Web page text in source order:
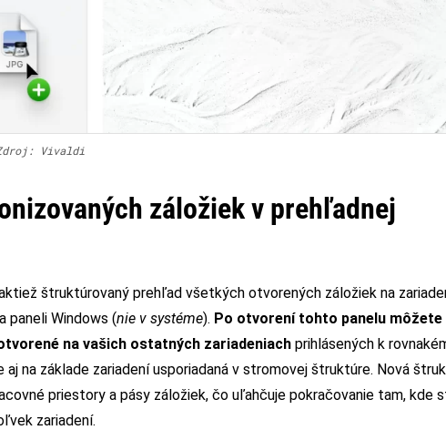
Vivaldi
záložiek v prehľadnej
štruktúrovaný prehľad všetkých otvorených záložiek na
paneli Windows (nie v systéme). Po otvorení tohto panelu môžete
na vašich ostatných zariadeniach prihlásených k
aj na základe zariadení usporiadaná v stromovej štruktúre. Nová
priestory a pásy záložiek, čo uľahčuje pokračovanie tam, kde
zariadení.